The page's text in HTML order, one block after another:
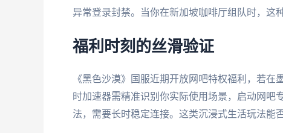
异常登录封禁。当你在新加坡咖啡厅组队时，这
福利时刻的丝滑验证
《黑色沙漠》国服近期开放网吧特权福利，若
时加速器需精准识别你实际使用场景，启动网吧
法，需要长时稳定连接。这类沉浸式生活玩法能